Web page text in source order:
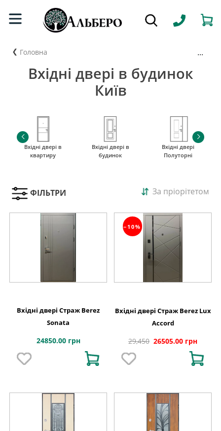
Головна ...
Вхідні двері в будинок
Київ
Вхідні двері в
квартиру
Вхідні двері в
будинок
Вхідні двері
Полуторні
ФІЛЬТРИ За пріорітетом
Вхідні двері Страж Berez
Sonata
24850.00 грн
−10%
Вхідні двері Страж Berez Lux
Accord
29,450 26505.00 грн